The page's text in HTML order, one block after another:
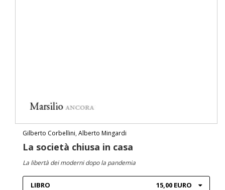
Gilberto Corbellini, Alberto Mingardi
La società chiusa in casa
La libertà dei moderni dopo la pandemia
LIBRO 15,00 EURO